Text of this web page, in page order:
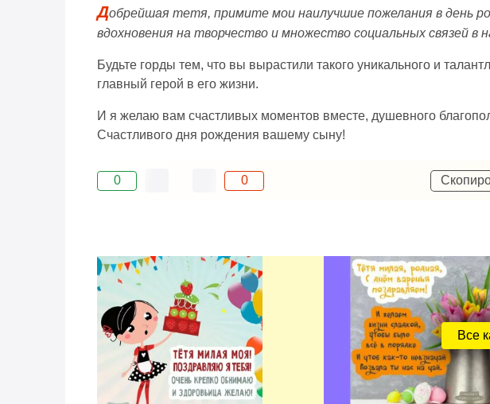
Добрейшая тетя, примите мои наилучшие пожелания в день
вдохновения на творчество и множество социальных связей в
Будьте горды тем, что вы вырастили такого уникального и
главный герой в его жизни.
И я желаю вам счастливых моментов вместе, душевного
Счастливого дня рождения вашему сыну!
0 0
Все